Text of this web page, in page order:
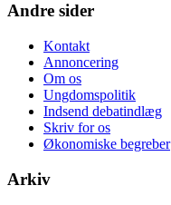
Andre sider
Kontakt
Annoncering
Om os
Ungdomspolitik
Indsend debatindlæg
Skriv for os
Økonomiske begreber
Arkiv